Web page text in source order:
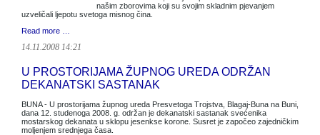
našim zborovima koji su svojim skladnim pjevanjem
uzveličali ljepotu svetoga misnog čina.
Read more …
14.11.2008 14:21
U PROSTORIJAMA ŽUPNOG UREDA ODRŽAN
DEKANATSKI SASTANAK
BUNA - U prostorijama župnog ureda Presvetoga Trojstva, Blagaj-Buna na Buni,
dana 12. studenoga 2008. g. održan je dekanatski sastanak svećenika
mostarskog dekanata u sklopu jesenkse korone. Susret je započeo zajedničkim
moljenjem srednjega časa.